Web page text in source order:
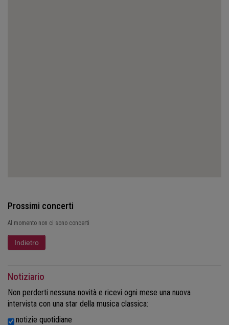
Prossimi concerti
Al momento non ci sono concerti
Notiziario
Non perderti nessuna novità e ricevi ogni mese una nuova
intervista con una star della musica classica:
notizie quotidiane